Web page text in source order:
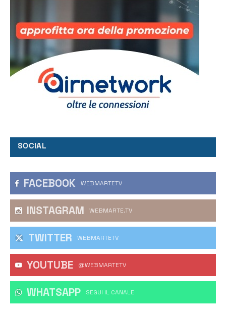
SOCIAL
FACEBOOK WEBMARTETV
INSTAGRAM WEBMARTE.TV
TWITTER WEBMARTETV
YOUTUBE @WEBMARTETV
WHATSAPP ‎SEGUI IL CANALE